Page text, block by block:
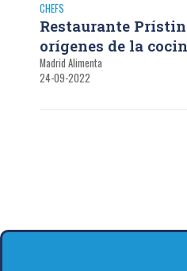
CHEFS
Restaurante
orígenes de la
Madrid Alimenta
24-09-2022